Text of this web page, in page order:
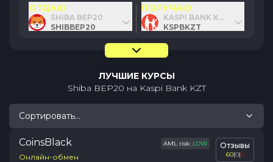
ОТДАЮ
SHIBA BEP20
SHIBBEP20
ПОЛУЧАЮ
KASPI BANK KZT
KSPBKZT
ЛУЧШИЕ КУРСЫ
Shiba BEP20 на Kaspi Bank KZT
Сортировать...
CoinsBlack AML risk: LOW
Онлайн-обмен
Отзывы
60|0|0